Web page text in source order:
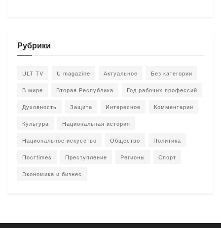
Рубрики
ULT TV U magazine Актуальное Без категории
В мире Вторая Республика Год рабочих профессий
Духовность Защита Интересное Комментарии
Культура Национальная история
Национальное искусство Общество Политика
Постtimes Преступление Регионы Спорт
Экономика и бизнес